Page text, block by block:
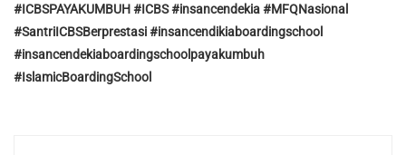
#ICBSPAYAKUMBUH #ICBS #insancendekia #MFQNasional
#SantriICBSBerprestasi #insancendikiaboardingschool
#insancendekiaboardingschoolpayakumbuh
#IslamicBoardingSchool